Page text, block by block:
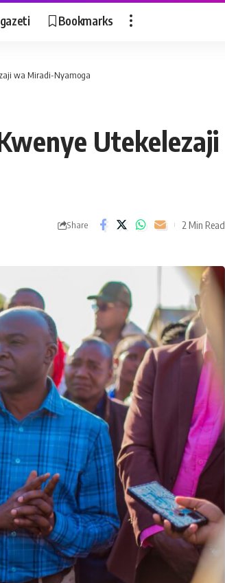
Bookmarks
wa Miradi-Nyamoga
Utekelezaji
Share 2 Min Read